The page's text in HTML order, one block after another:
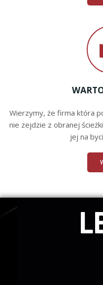
Wierzymy, że firma która
nie zejdzie z obranej
jej na